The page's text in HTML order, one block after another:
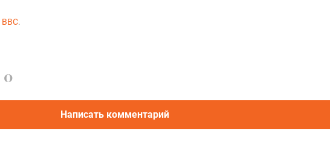
BBC.
0
Написать комментарий